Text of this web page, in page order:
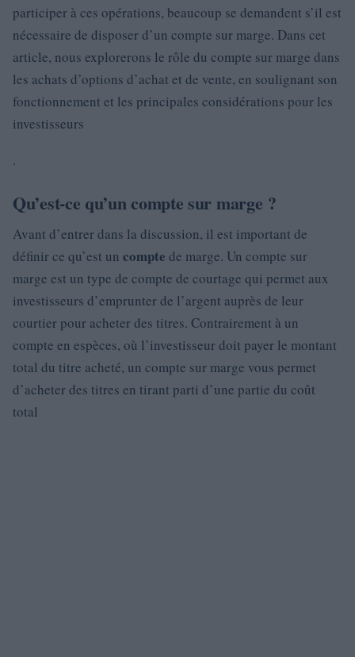
participer à ces opérations, beaucoup se demandent s’il est
nécessaire de disposer d’un compte sur marge. Dans cet
article, nous explorerons le rôle du compte sur marge dans
les achats d’options d’achat et de vente, en soulignant son
fonctionnement et les principales considérations pour les
investisseurs
.
Qu’est-ce qu’un compte sur marge ?
Avant d’entrer dans la discussion, il est important de
définir ce qu’est un compte de marge. Un compte sur
marge est un type de compte de courtage qui permet aux
investisseurs d’emprunter de l’argent auprès de leur
courtier pour acheter des titres. Contrairement à un
compte en espèces, où l’investisseur doit payer le montant
total du titre acheté, un compte sur marge vous permet
d’acheter des titres en tirant parti d’une partie du coût
total